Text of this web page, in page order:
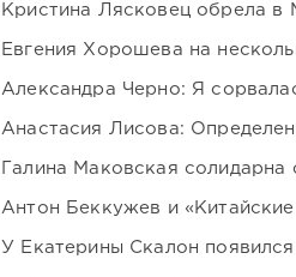
Кристина Лясковец обрела в
Евгения Хорошева на
Александра Черно: Я
Анастасия Лисова:
Галина Маковская
Антон Беккужев и
У Екатерины Скалон